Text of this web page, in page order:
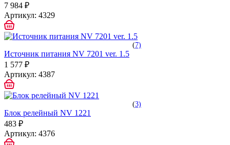
7 984 ₽
Артикул: 4329
(7)
Источник питания NV 7201 ver. 1.5
1 577 ₽
Артикул: 4387
(3)
Блок релейный NV 1221
483 ₽
Артикул: 4376